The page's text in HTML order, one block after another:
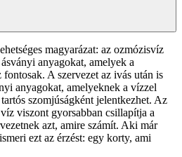
magyarázat: az ozmózisvíz
anyagokat, amelyek a
A szervezet az ivás után is
anyagokat, amelyeknek a vízzel
szomjúságként jelentkezhet. Az
viszont gyorsabban csillapítja a
azt, amire számít. Aki már
ezt az érzést: egy korty, ami